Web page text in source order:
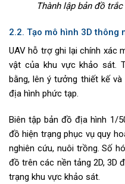
Thành lập bản đồ
2.2. Tạo mô hình 3D thông
UAV hỗ trợ ghi lại chính xác
vật của khu vực khảo sát.
bằng, lên ý tưởng thiết kế
địa hình phức tạp.
Biên tập bản đồ địa hình 1/
đồ hiện trạng phục vụ quy
nghiên cứu, nuôi trồng. Số
đồ trên các nền tảng 2D, 3D
trạng khu vực khảo sát.